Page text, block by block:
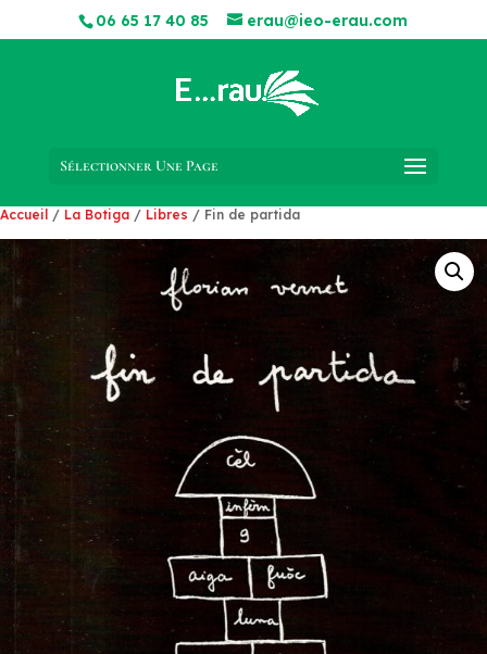
06 65 17 40 85 erau@ieo-erau.com
Sélectionner Une Page
Accueil / La Botiga / Libres / Fin de partida